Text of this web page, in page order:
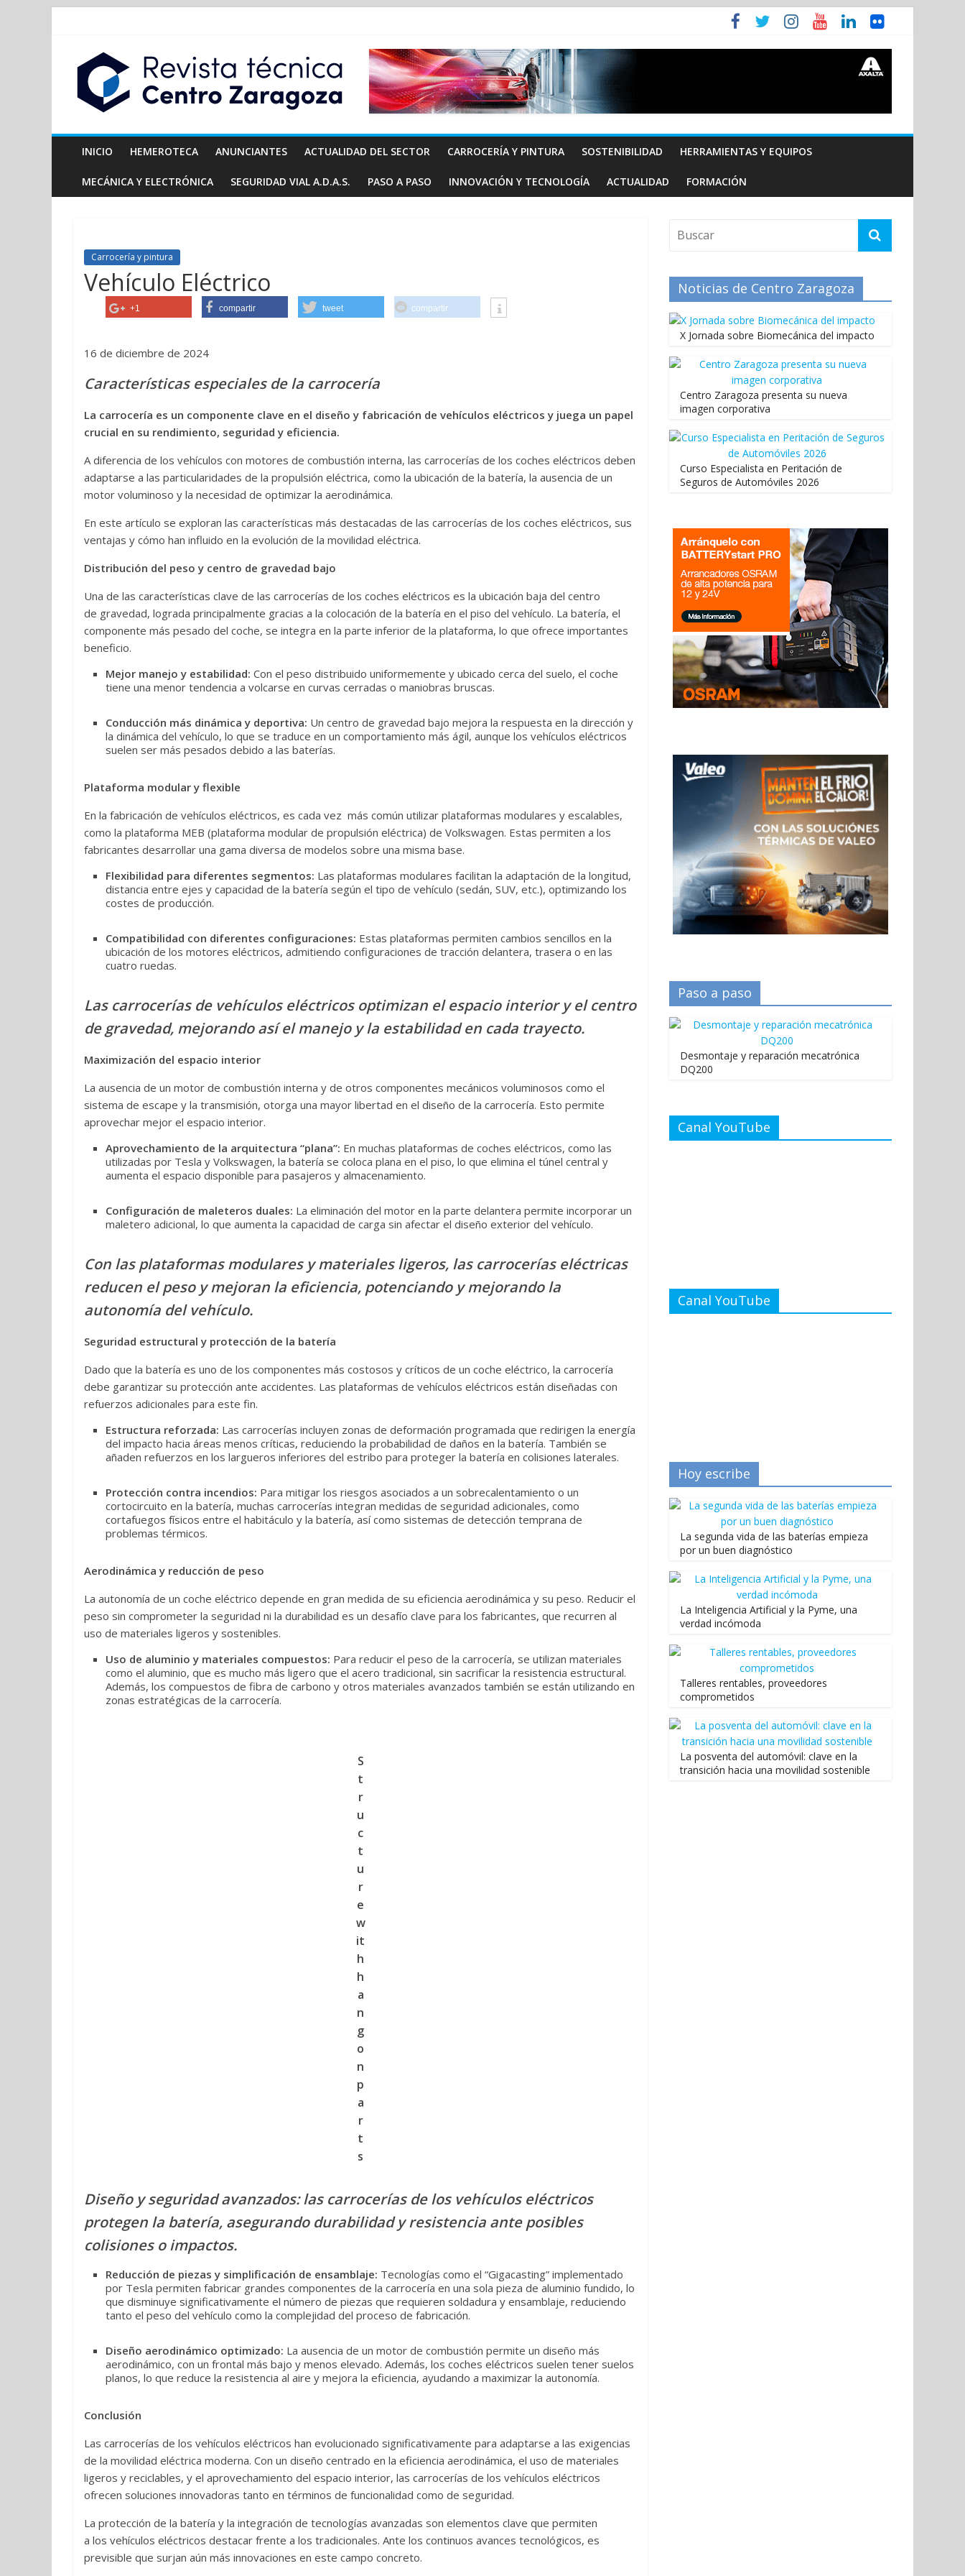
INICIO HEMEROTECA ANUNCIANTES ACTUALIDAD DEL SECTOR CARROCERÍA Y PINTURA SOSTENIBILIDAD HERRAMIENTAS Y EQUIPOS
MECÁNICA Y ELECTRÓNICA SEGURIDAD VIAL A.D.A.S. PASO A PASO INNOVACIÓN Y TECNOLOGÍA ACTUALIDAD FORMACIÓN
Carrocería y pintura
Vehículo Eléctrico
+1 compartir tweet compartir
16 de diciembre de 2024
Características especiales de la carrocería
La carrocería es un componente clave en el diseño y fabricación de vehículos eléctricos y juega un papel
crucial en su rendimiento, seguridad y eficiencia.
A diferencia de los vehículos con motores de combustión interna, las carrocerías de los coches eléctricos deben
adaptarse a las particularidades de la propulsión eléctrica, como la ubicación de la batería, la ausencia de un
motor voluminoso y la necesidad de optimizar la aerodinámica.
En este artículo se exploran las características más destacadas de las carrocerías de los coches eléctricos, sus
ventajas y cómo han influido en la evolución de la movilidad eléctrica.
Distribución del peso y centro de gravedad bajo
Una de las características clave de las carrocerías de los coches eléctricos es la ubicación baja del centro
de gravedad, lograda principalmente gracias a la colocación de la batería en el piso del vehículo. La batería, el
componente más pesado del coche, se integra en la parte inferior de la plataforma, lo que ofrece importantes
beneficio.
Mejor manejo y estabilidad: Con el peso distribuido uniformemente y ubicado cerca del suelo, el coche
tiene una menor tendencia a volcarse en curvas cerradas o maniobras bruscas.
Conducción más dinámica y deportiva: Un centro de gravedad bajo mejora la respuesta en la dirección y
la dinámica del vehículo, lo que se traduce en un comportamiento más ágil, aunque los vehículos eléctricos
suelen ser más pesados debido a las baterías.
Plataforma modular y flexible
En la fabricación de vehículos eléctricos, es cada vez más común utilizar plataformas modulares y escalables,
como la plataforma MEB (plataforma modular de propulsión eléctrica) de Volkswagen. Estas permiten a los
fabricantes desarrollar una gama diversa de modelos sobre una misma base.
Flexibilidad para diferentes segmentos: Las plataformas modulares facilitan la adaptación de la longitud,
distancia entre ejes y capacidad de la batería según el tipo de vehículo (sedán, SUV, etc.), optimizando los
costes de producción.
Compatibilidad con diferentes configuraciones: Estas plataformas permiten cambios sencillos en la
ubicación de los motores eléctricos, admitiendo configuraciones de tracción delantera, trasera o en las
cuatro ruedas.
Las carrocerías de vehículos eléctricos optimizan el espacio interior y el centro
de gravedad, mejorando así el manejo y la estabilidad en cada trayecto.
Maximización del espacio interior
La ausencia de un motor de combustión interna y de otros componentes mecánicos voluminosos como el
sistema de escape y la transmisión, otorga una mayor libertad en el diseño de la carrocería. Esto permite
aprovechar mejor el espacio interior.
Aprovechamiento de la arquitectura “plana”: En muchas plataformas de coches eléctricos, como las
utilizadas por Tesla y Volkswagen, la batería se coloca plana en el piso, lo que elimina el túnel central y
aumenta el espacio disponible para pasajeros y almacenamiento.
Configuración de maleteros duales: La eliminación del motor en la parte delantera permite incorporar un
maletero adicional, lo que aumenta la capacidad de carga sin afectar el diseño exterior del vehículo.
Con las plataformas modulares y materiales ligeros, las carrocerías eléctricas
reducen el peso y mejoran la eficiencia, potenciando y mejorando la
autonomía del vehículo.
Seguridad estructural y protección de la batería
Dado que la batería es uno de los componentes más costosos y críticos de un coche eléctrico, la carrocería
debe garantizar su protección ante accidentes. Las plataformas de vehículos eléctricos están diseñadas con
refuerzos adicionales para este fin.
Estructura reforzada: Las carrocerías incluyen zonas de deformación programada que redirigen la energía
del impacto hacia áreas menos críticas, reduciendo la probabilidad de daños en la batería. También se
añaden refuerzos en los largueros inferiores del estribo para proteger la batería en colisiones laterales.
Protección contra incendios: Para mitigar los riesgos asociados a un sobrecalentamiento o un
cortocircuito en la batería, muchas carrocerías integran medidas de seguridad adicionales, como
cortafuegos físicos entre el habitáculo y la batería, así como sistemas de detección temprana de
problemas térmicos.
Aerodinámica y reducción de peso
La autonomía de un coche eléctrico depende en gran medida de su eficiencia aerodinámica y su peso. Reducir el
peso sin comprometer la seguridad ni la durabilidad es un desafío clave para los fabricantes, que recurren al
uso de materiales ligeros y sostenibles.
Uso de aluminio y materiales compuestos: Para reducir el peso de la carrocería, se utilizan materiales
como el aluminio, que es mucho más ligero que el acero tradicional, sin sacrificar la resistencia estructural.
Además, los compuestos de fibra de carbono y otros materiales avanzados también se están utilizando en
zonas estratégicas de la carrocería.
S
t
r
u
c
t
u
r
e
w
it
h
h
a
n
g
o
n
p
a
r
t
s
Diseño y seguridad avanzados: las carrocerías de los vehículos eléctricos
protegen la batería, asegurando durabilidad y resistencia ante posibles
colisiones o impactos.
Reducción de piezas y simplificación de ensamblaje: Tecnologías como el “Gigacasting” implementado
por Tesla permiten fabricar grandes componentes de la carrocería en una sola pieza de aluminio fundido, lo
que disminuye significativamente el número de piezas que requieren soldadura y ensamblaje, reduciendo
tanto el peso del vehículo como la complejidad del proceso de fabricación.
Diseño aerodinámico optimizado: La ausencia de un motor de combustión permite un diseño más
aerodinámico, con un frontal más bajo y menos elevado. Además, los coches eléctricos suelen tener suelos
planos, lo que reduce la resistencia al aire y mejora la eficiencia, ayudando a maximizar la autonomía.
Conclusión
Las carrocerías de los vehículos eléctricos han evolucionado significativamente para adaptarse a las exigencias
de la movilidad eléctrica moderna. Con un diseño centrado en la eficiencia aerodinámica, el uso de materiales
ligeros y reciclables, y el aprovechamiento del espacio interior, las carrocerías de los vehículos eléctricos
ofrecen soluciones innovadoras tanto en términos de funcionalidad como de seguridad.
La protección de la batería y la integración de tecnologías avanzadas son elementos clave que permiten
a los vehículos eléctricos destacar frente a los tradicionales. Ante los continuos avances tecnológicos, es
previsible que surjan aún más innovaciones en este campo concreto.
Noticias de Centro Zaragoza
X Jornada sobre Biomecánica del impacto
Centro Zaragoza presenta su nueva
imagen corporativa
Curso Especialista en Peritación de
Seguros de Automóviles 2026
Paso a paso
Desmontaje y reparación mecatrónica
DQ200
Canal YouTube
Canal YouTube
Hoy escribe
La segunda vida de las baterías empieza
por un buen diagnóstico
La Inteligencia Artificial y la Pyme, una
verdad incómoda
Talleres rentables, proveedores
comprometidos
La posventa del automóvil: clave en la
transición hacia una movilidad sostenible